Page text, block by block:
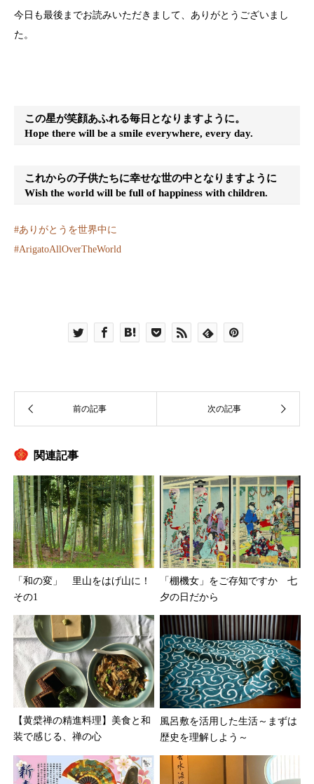
今日も最後までお読みいただきまして、ありがとうございまし
た。
この星が笑顔あふれる毎日となりますように。
Hope there will be a smile everywhere, every day.
これからの子供たちに幸せな世の中となりますように
Wish the world will be full of happiness with children.
#ありがとうを世界中に
#ArigatoAllOverTheWorld
関連記事
「和の変」 里山をはげ山に！
その1
「棚機女」をご存知ですか 七
夕の日だから
【黄檗禅の精進料理】美食と和
装で感じる、禅の心
風呂敷を活用した生活～まずは
歴史を理解しよう～